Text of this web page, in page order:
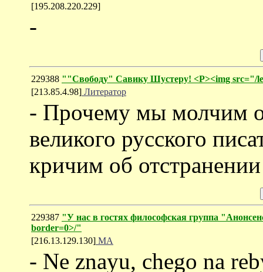
[195.208.220.229]
-
229388 ""Свободу" Савику Шустеру! <P><img src="/
[213.85.4.98] Литератор
- Прочему мы молчим
великого русского
кричим об
229387 "У нас в гостях философская группа
border=0>/"
[216.13.129.130] MA
- Ne znayu, chego na